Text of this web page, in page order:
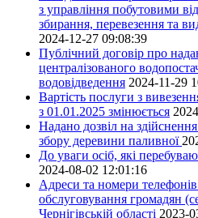
з управління побутовими
збирання, перевезення та
2024-12-27 09:08:39
Публічний договір про
централізованого
водовідведення 2024-11-29
Вартість послуги з
з 01.01.2025 змінюється
Надано дозвіл на здійснення
збору деревини паливної
До уваги осіб, які
2024-08-02 12:01:16
Адреси та номери телефонів
обслуговування громадян
Чернігівській області 2023-